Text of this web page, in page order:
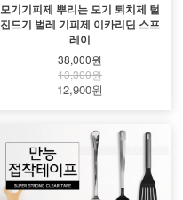
모기기피제 뿌리는 모기 퇴치제 털
진드기 벌레 기피제 이카리딘 스프
레이
38,000원
13,300원
12,900원